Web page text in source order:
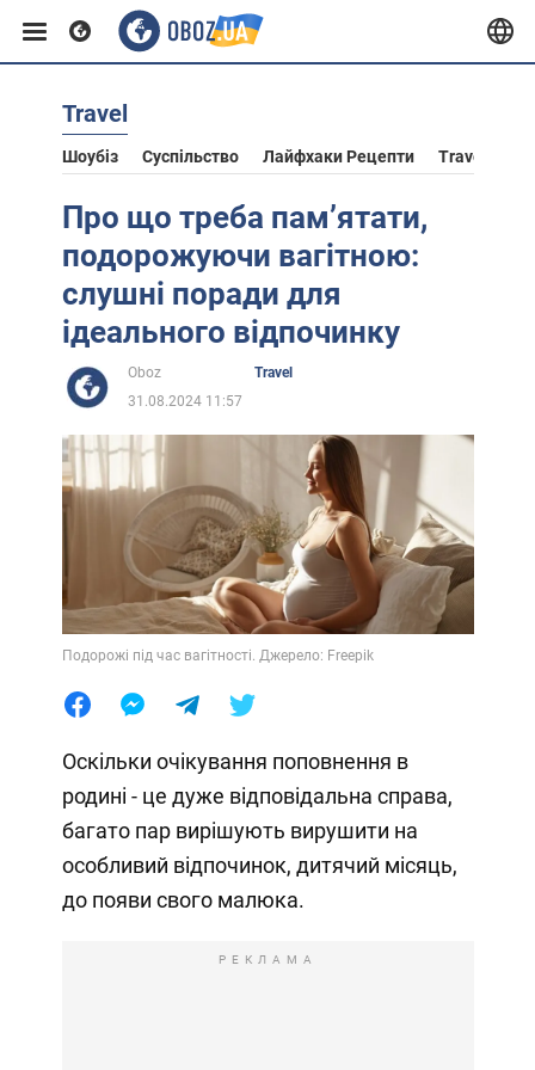
Європа
США
Африка
Життя
Travel
Шоубіз Суспільство Лайфхаки Рецепти Travel
Про що треба пам’ятати,
подорожуючи вагітною:
слушні поради для
ідеального відпочинку
Oboz
Travel
31.08.2024 11:57
Подорожі під час вагітності. Джерело: Freepik
Оскільки очікування поповнення в
родині - це дуже відповідальна справа,
багато пар вирішують вирушити на
особливий відпочинок, дитячий місяць,
до появи свого малюка.
РЕКЛАМА